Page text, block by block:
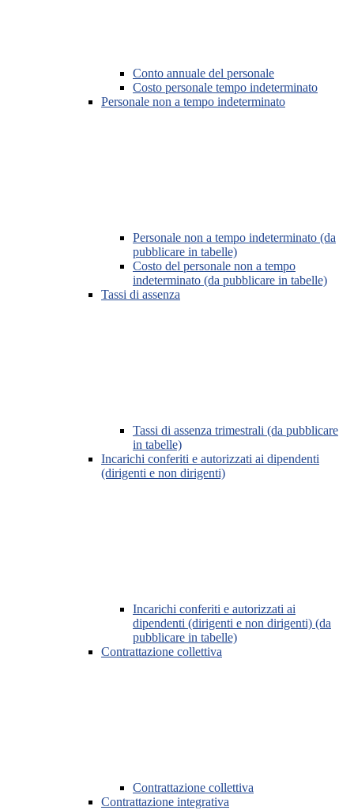
Conto annuale del personale
Costo personale tempo indeterminato
Personale non a tempo indeterminato
Personale non a tempo indeterminato (da
pubblicare in tabelle)
Costo del personale non a tempo
indeterminato (da pubblicare in tabelle)
Tassi di assenza
Tassi di assenza trimestrali (da pubblicare
in tabelle)
Incarichi conferiti e autorizzati ai dipendenti
(dirigenti e non dirigenti)
Incarichi conferiti e autorizzati ai
dipendenti (dirigenti e non dirigenti) (da
pubblicare in tabelle)
Contrattazione collettiva
Contrattazione collettiva
Contrattazione integrativa